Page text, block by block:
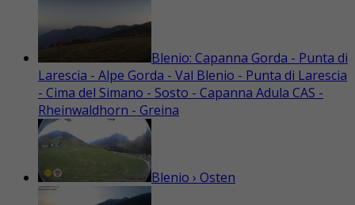
Blenio: Capanna Gorda - Punta di
Larescia - Alpe Gorda - Val Blenio - Punta di Larescia
- Cima del Simano - Sosto - Capanna Adula CAS -
Rheinwaldhorn - Greina
Blenio › Osten